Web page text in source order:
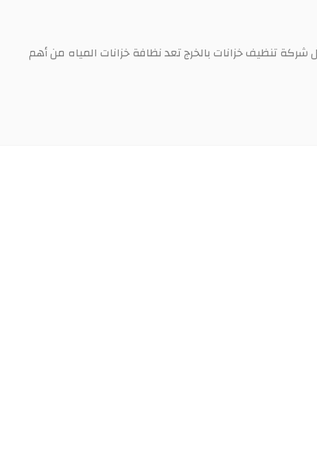
تنظيف خزانات بالخرج تعد نظافة خزانات المياه من أهم